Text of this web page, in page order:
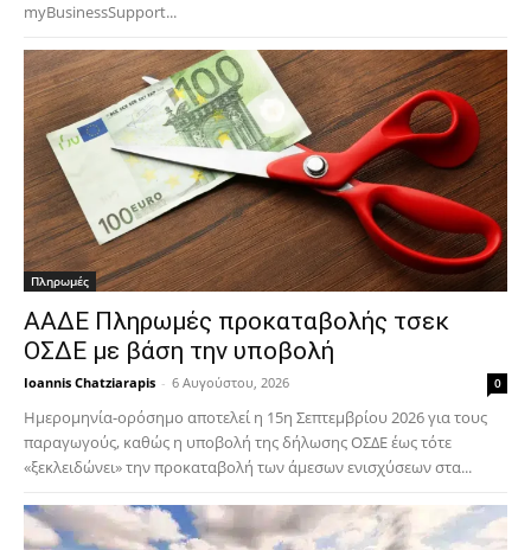
myBusinessSupport...
Πληρωμές
ΑΑΔΕ Πληρωμές προκαταβολής τσεκ
ΟΣΔΕ με βάση την υποβολή
Ioannis Chatziarapis - 6 Αυγούστου, 2026 0
Ημερομηνία-ορόσημο αποτελεί η 15η Σεπτεμβρίου 2026 για τους
παραγωγούς, καθώς η υποβολή της δήλωσης ΟΣΔΕ έως τότε
«ξεκλειδώνει» την προκαταβολή των άμεσων ενισχύσεων στα...